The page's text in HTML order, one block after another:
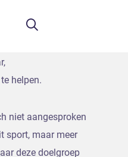
biedt
helpen.
niet aangesproken
sport, maar meer
deze doelgroep